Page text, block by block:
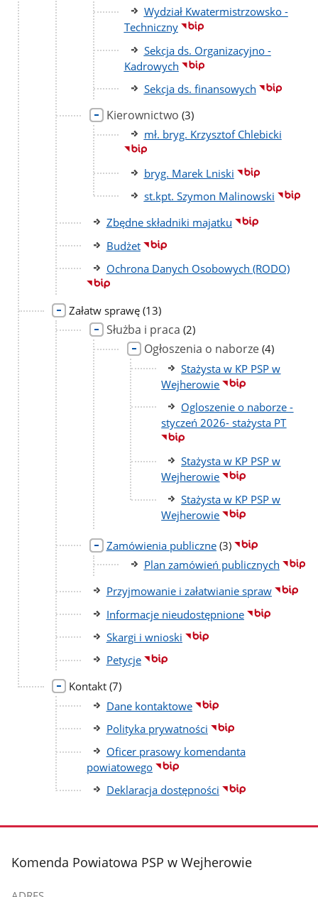
Wydział Kwatermistrzowsko -
Techniczny
Sekcja ds. Organizacyjno -
Kadrowych
Sekcja ds. finansowych
Kierownictwo liczba
podstron
(3)
mł. bryg. Krzysztof Chlebicki
bryg. Marek Lniski
st.kpt. Szymon Malinowski
Zbędne składniki majatku
Budżet
Ochrona Danych Osobowych (RODO)
Załatw sprawę liczba
podstron
(13)
Służba i praca liczba
podstron
(2)
Ogłoszenia o naborze liczba
podstron
(4)
Stażysta w KP PSP w
Wejherowie
Ogloszenie o naborze -
styczeń 2026- stażysta PT
Stażysta w KP PSP w
Wejherowie
Stażysta w KP PSP w
Wejherowie
Zamówienia publiczne liczba
podstron
(3)
Plan zamówień publicznych
Przyjmowanie i załatwianie spraw
Informacje nieudostępnione
Skargi i wnioski
Petycje
Kontakt liczba
podstron
(7)
Dane kontaktowe
Polityka prywatności
Oficer prasowy komendanta
powiatowego
Deklaracja dostępności
stopka
Komenda Powiatowa PSP w Wejherowie